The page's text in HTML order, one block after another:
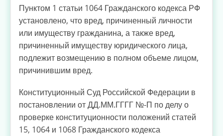
Пунктом 1 статьи 1064 Гражданского кодекса РФ
установлено, что вред, причиненный личности
или имуществу гражданина, а также вред,
причиненный имуществу юридического лица,
подлежит возмещению в полном объеме лицом,
причинившим вред.
Конституционный Суд Российской Федерации в
постановлении от ДД.ММ.ГГГГ №-П по делу о
проверке конституционности положений статей
15, 1064 и 1068 Гражданского кодекса